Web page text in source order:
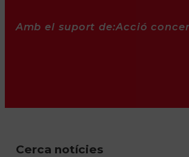
Amb el suport de:Acció
Cerca notícies